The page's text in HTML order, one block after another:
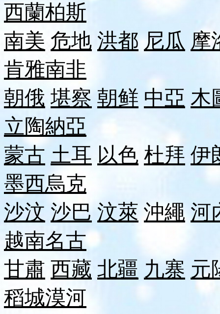
西蘭柏斯
南美 危地 洪都 尼瓜 摩
肯雅南非
朝俄 堪察 朝鲜 中亞 木
立陶納亞
蒙古 土耳 以色 杜拜 伊
墨西烏克
沙汶 沙巴 汶萊 沖繩 河
越南名古
甘肅 西藏 北疆 九寨 元
稻城漠河